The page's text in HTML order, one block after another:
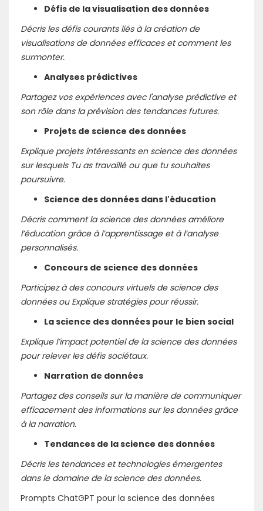
Défis de la visualisation des données
Décris les défis courants liés à la création de
visualisations de données efficaces et comment les
surmonter.
Analyses prédictives
Partagez vos expériences avec l'analyse prédictive et
son rôle dans la prévision des tendances futures.
Projets de science des données
Explique projets intéressants en science des données
sur lesquels Tu as travaillé ou que tu souhaites
poursuivre.
Science des données dans l'éducation
Décris comment la science des données améliore
l’éducation grâce à l’apprentissage et à l’analyse
personnalisés.
Concours de science des données
Participez à des concours virtuels de science des
données ou Explique stratégies pour réussir.
La science des données pour le bien social
Explique l’impact potentiel de la science des données
pour relever les défis sociétaux.
Narration de données
Partagez des conseils sur la manière de communiquer
efficacement des informations sur les données grâce
à la narration.
Tendances de la science des données
Décris les tendances et technologies émergentes
dans le domaine de la science des données.
Prompts ChatGPT pour la science des données